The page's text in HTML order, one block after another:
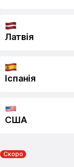
Латвія
Іспанія
США
Скоро